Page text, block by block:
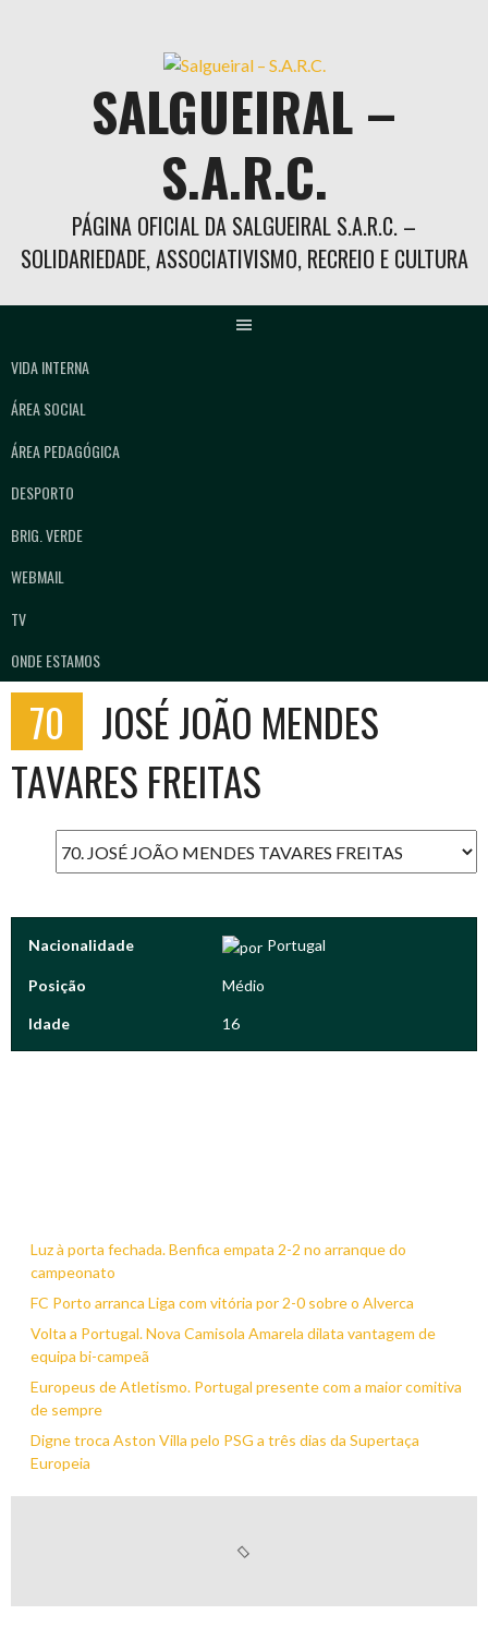
SALGUEIRAL –
S.A.R.C.
PÁGINA OFICIAL DA SALGUEIRAL S.A.R.C. –
SOLIDARIEDADE, ASSOCIATIVISMO, RECREIO E CULTURA
VIDA INTERNA
ÁREA SOCIAL
ÁREA PEDAGÓGICA
DESPORTO
BRIG. VERDE
WEBMAIL
TV
ONDE ESTAMOS
70
JOSÉ JOÃO MENDES
TAVARES FREITAS
Nacionalidade Portugal
Posição Médio
Idade 16
Luz à porta fechada. Benfica empata 2-2 no arranque do
campeonato
FC Porto arranca Liga com vitória por 2-0 sobre o Alverca
Volta a Portugal. Nova Camisola Amarela dilata vantagem de
equipa bi-campeã
Europeus de Atletismo. Portugal presente com a maior comitiva
de sempre
Digne troca Aston Villa pelo PSG a três dias da Supertaça
Europeia